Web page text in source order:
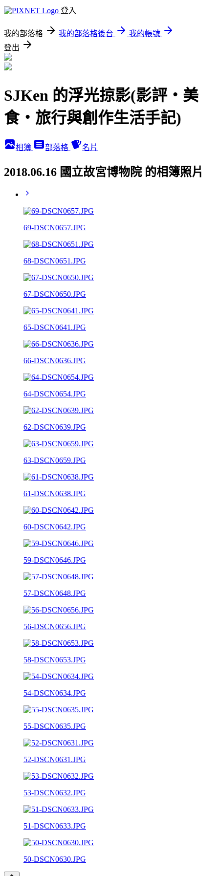
登入
我的部落格 我的部落格後台
我的帳號
登出
SJKen 的浮光掠影(影評‧美
食‧旅行與創作生活手記)
相簿 部落格 名片
2018.06.16 國立故宮博物院 的相簿照片
69-DSCN0657.JPG
68-DSCN0651.JPG
67-DSCN0650.JPG
65-DSCN0641.JPG
66-DSCN0636.JPG
64-DSCN0654.JPG
62-DSCN0639.JPG
63-DSCN0659.JPG
61-DSCN0638.JPG
60-DSCN0642.JPG
59-DSCN0646.JPG
57-DSCN0648.JPG
56-DSCN0656.JPG
58-DSCN0653.JPG
54-DSCN0634.JPG
55-DSCN0635.JPG
52-DSCN0631.JPG
53-DSCN0632.JPG
51-DSCN0633.JPG
50-DSCN0630.JPG